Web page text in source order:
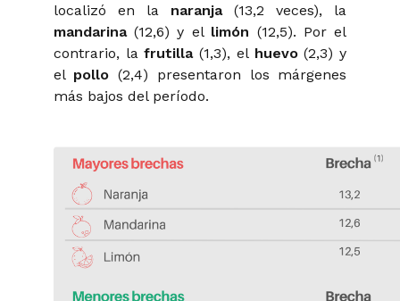
localizó en la naranja(13,2 veces), la
mandarina(12,6) y el limón (12,5). Por el
contrario, lafrutilla(1,3), el huevo(2,3) y
el pollo(2,4) presentaron los márgenes
más bajos del período.